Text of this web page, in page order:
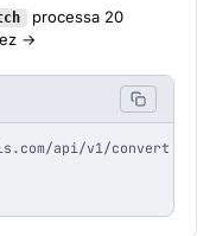
processa 20
→
api/v1/convert \